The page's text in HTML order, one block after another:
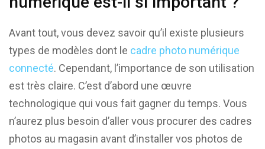
Avant tout, vous devez savoir qu’il existe plusieurs
types de modèles dont le cadre photo numérique
connecté. Cependant, l’importance de son utilisation
est très claire. C’est d’abord une œuvre
technologique qui vous fait gagner du temps. Vous
n’aurez plus besoin d’aller vous procurer des cadres
photos au magasin avant d’installer vos photos de